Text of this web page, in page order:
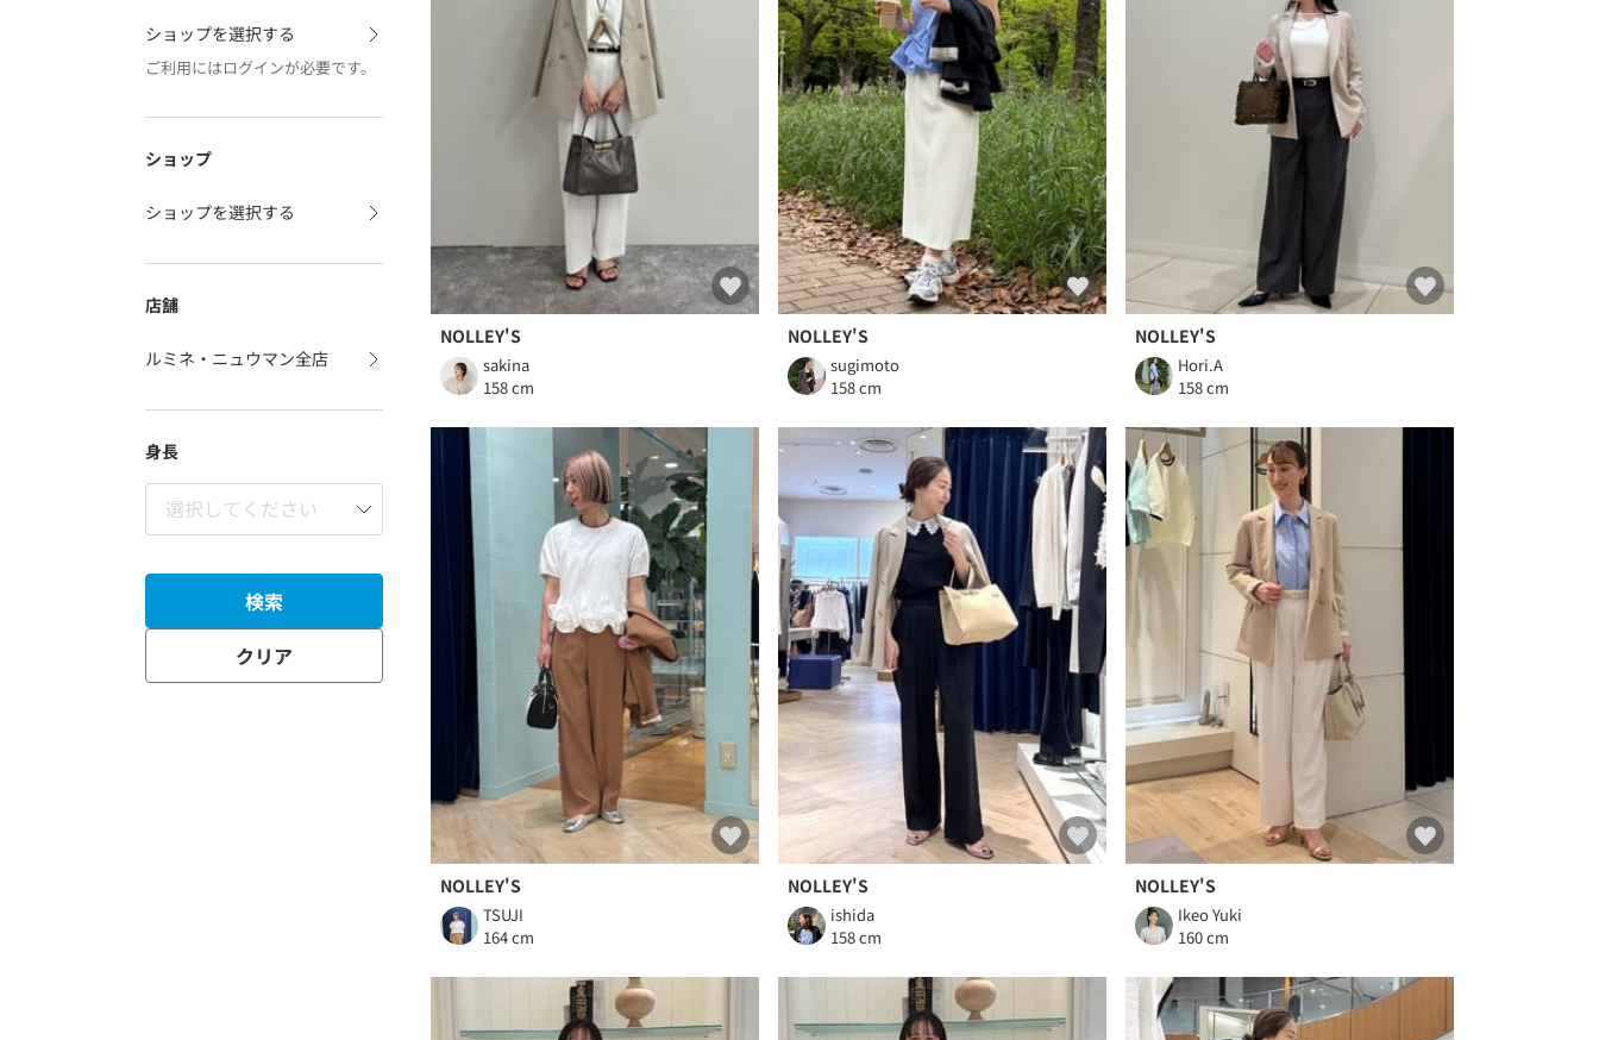
ショップを選択する
ご利用にはログインが必要です。
ショップ
ショップを選択する
店舗
ルミネ・ニュウマン全店
身長
検索
クリア
NOLLEY'S
sakina
158 cm
NOLLEY'S
sugimoto
158 cm
NOLLEY'S
Hori.A
158 cm
NOLLEY'S
TSUJI
164 cm
NOLLEY'S
ishida
158 cm
NOLLEY'S
Ikeo Yuki
160 cm